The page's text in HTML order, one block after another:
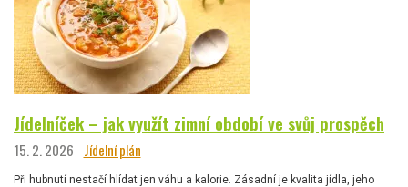
Jídelníček – jak využít zimní období ve svůj prospěch
15. 2. 2026 Jídelní plán
Při hubnutí nestačí hlídat jen váhu a kalorie. Zásadní je kvalita jídla, jeho